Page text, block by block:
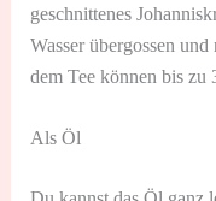
geschnittenes
Wasser übergossen
dem Tee können bis zu
Als Öl